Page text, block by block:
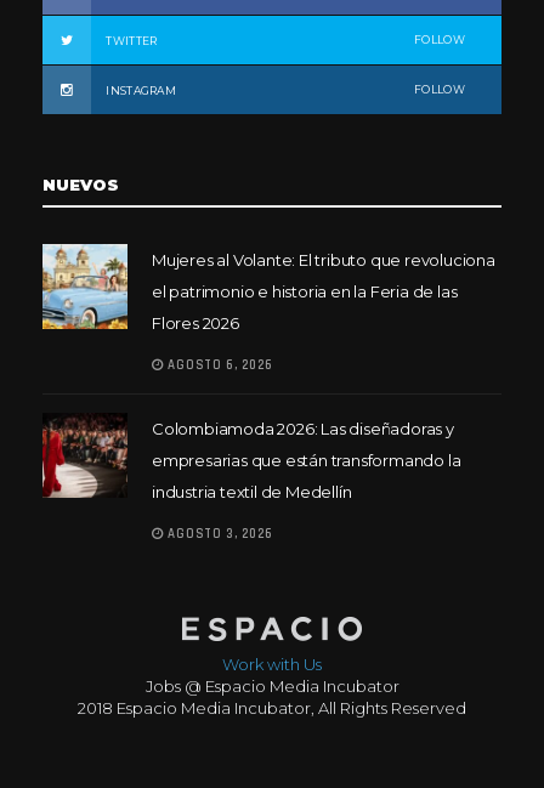
TWITTER FOLLOW
INSTAGRAM FOLLOW
NUEVOS
Mujeres al Volante: El tributo que revoluciona
el patrimonio e historia en la Feria de las
Flores 2026
AGOSTO 6, 2026
Colombiamoda 2026: Las diseñadoras y
empresarias que están transformando la
industria textil de Medellín
AGOSTO 3, 2026
Work with Us
Jobs @ Espacio Media Incubator
2018 Espacio Media Incubator, All Rights Reserved